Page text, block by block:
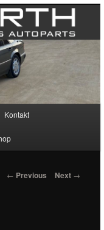
Kontakt
Post navigation
← Previous Next →